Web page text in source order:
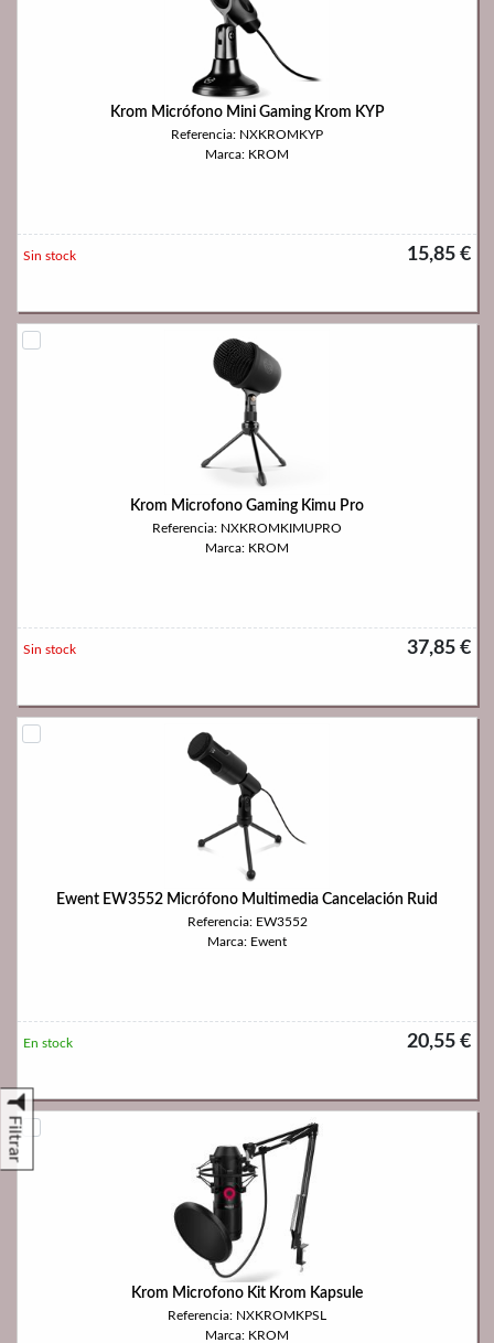
Filtrar
Krom Micrófono Mini Gaming Krom KYP
Referencia: NXKROMKYP
Marca: KROM
15,85 €
Sin stock
Krom Microfono Gaming Kimu Pro
Referencia: NXKROMKIMUPRO
Marca: KROM
37,85 €
Sin stock
Ewent EW3552 Micrófono Multimedia Cancelación Ruid
Referencia: EW3552
Marca: Ewent
20,55 €
En stock
Krom Microfono Kit Krom Kapsule
Referencia: NXKROMKPSL
Marca: KROM